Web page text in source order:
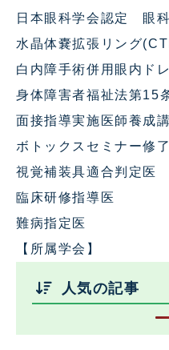
日本眼科学会認定 眼
水晶体嚢拡張リング
白内障手術併用眼内ド
身体障害者福祉法第15
面接指導実施医師養成
ボトックスセミナー修
視覚補装具適合判定医
臨床研修指導医
難病指定医
【所属学会】
人気の記事